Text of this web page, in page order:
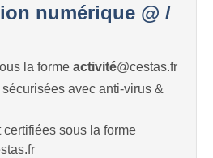
numérique @ /
la forme activité@cestas.fr
avec anti-virus &
sous la forme